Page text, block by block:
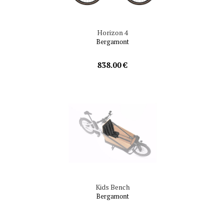
Horizon 4
Bergamont
838.00 €
Kids Bench
Bergamont